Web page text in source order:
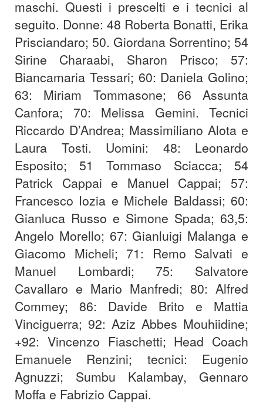
maschi. Questi i prescelti e i tecnici al
seguito. Donne: 48 Roberta Bonatti, Erika
Prisciandaro; 50. Giordana Sorrentino; 54
Sirine Charaabi, Sharon Prisco; 57:
Biancamaria Tessari; 60: Daniela Golino;
63: Miriam Tommasone; 66 Assunta
Canfora; 70: Melissa Gemini. Tecnici
Riccardo D’Andrea; Massimiliano Alota e
Laura Tosti. Uomini: 48: Leonardo
Esposito; 51 Tommaso Sciacca; 54
Patrick Cappai e Manuel Cappai; 57:
Francesco Iozia e Michele Baldassi; 60:
Gianluca Russo e Simone Spada; 63,5:
Angelo Morello; 67: Gianluigi Malanga e
Giacomo Micheli; 71: Remo Salvati e
Manuel Lombardi; 75: Salvatore
Cavallaro e Mario Manfredi; 80: Alfred
Commey; 86: Davide Brito e Mattia
Vinciguerra; 92: Aziz Abbes Mouhiidine;
+92: Vincenzo Fiaschetti; Head Coach
Emanuele Renzini; tecnici: Eugenio
Agnuzzi; Sumbu Kalambay, Gennaro
Moffa e Fabrizio Cappai.